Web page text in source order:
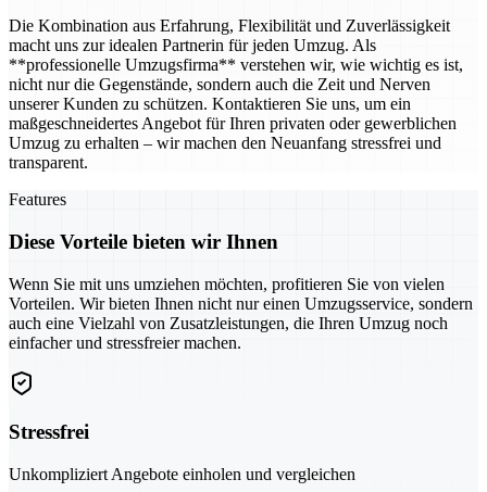
Die Kombination aus Erfahrung, Flexibilität und Zuverlässigkeit
macht uns zur idealen Partnerin für jeden Umzug. Als
**professionelle Umzugsfirma** verstehen wir, wie wichtig es ist,
nicht nur die Gegenstände, sondern auch die Zeit und Nerven
unserer Kunden zu schützen. Kontaktieren Sie uns, um ein
maßgeschneidertes Angebot für Ihren privaten oder gewerblichen
Umzug zu erhalten – wir machen den Neuanfang stressfrei und
transparent.
Features
Diese Vorteile bieten wir Ihnen
Wenn Sie mit uns umziehen möchten, profitieren Sie von vielen
Vorteilen. Wir bieten Ihnen nicht nur einen Umzugsservice, sondern
auch eine Vielzahl von Zusatzleistungen, die Ihren Umzug noch
einfacher und stressfreier machen.
Stressfrei
Unkompliziert Angebote einholen und vergleichen